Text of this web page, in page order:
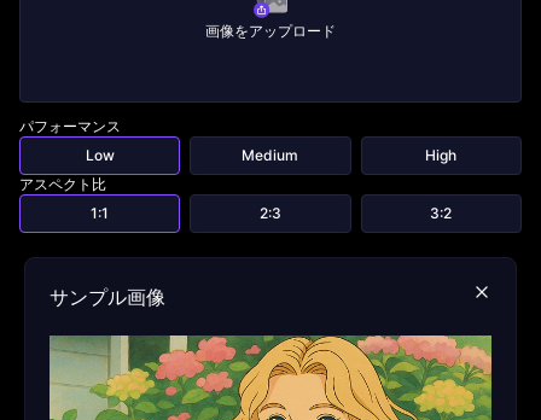
画像をアップロード
パフォーマンス
Low
Medium
High
アスペクト比
1:1
2:3 3:2
サンプル画像